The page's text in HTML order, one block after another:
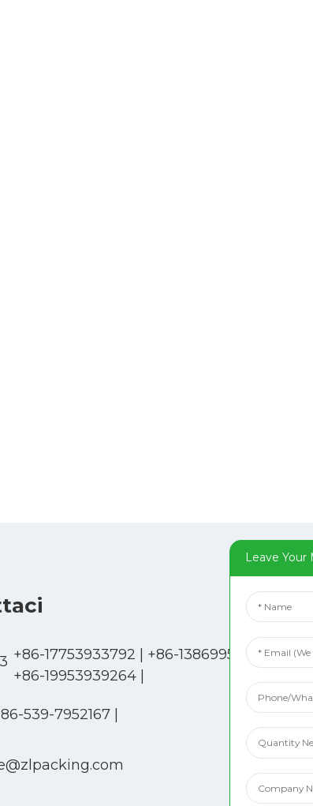
+86-17753933792 +86-13869957587|
+86-19953939264
539-7952167
Leave Your